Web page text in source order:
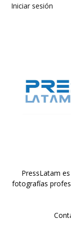
Iniciar sesión
PressLatam
fotografías